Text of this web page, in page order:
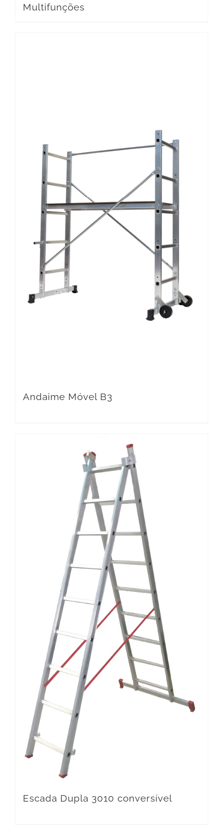
Multifunções
Andaime Móvel B3
Escada Dupla 3010 conversível